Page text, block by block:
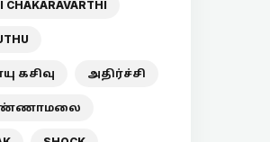
CHAKARAVARTHI
கசிவு அதிர்ச்சி